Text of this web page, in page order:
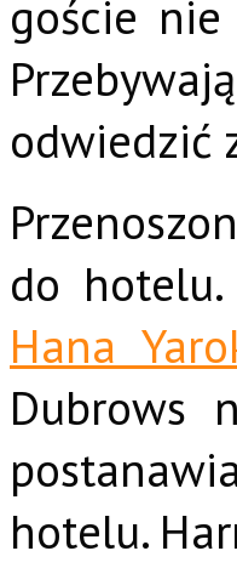
goście
odwiedzić
do
Hana
Dubrows
hotelu.